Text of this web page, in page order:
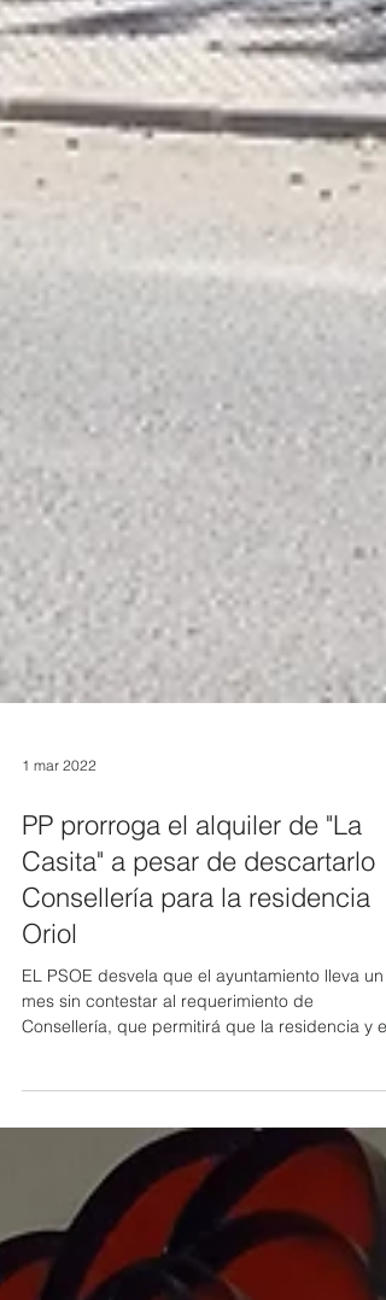
1 mar 2022
PP prorroga el alquiler de "La
Casita" a pesar de descartarlo
Consellería para la residencia
Oriol
Consellería, que permitirá que la residencia y